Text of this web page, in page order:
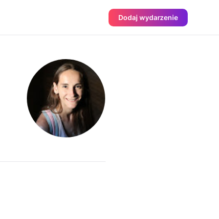
Dodaj wydarzenie